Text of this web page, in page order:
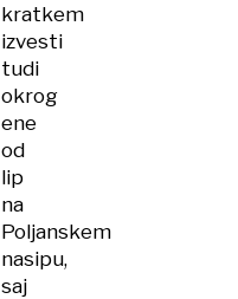
kratkem
izvesti
tudi
okrog
ene
od
lip
na
Poljanskem
nasipu,
saj